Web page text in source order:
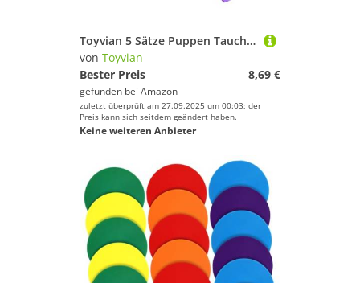
Toyvian 5 Sätze Puppen Tauchausrüstung aus Robustem PP Material mit Realistischen Tauchflaschen Kleinen Taucherbrillen und Flossen Geeignet für Puppen Zubehör für Wasserspielzeug und
von Toyvian
Bester Preis
8,69 €
gefunden bei Amazon
zuletzt überprüft am 27.09.2025 um 00:03; der
Preis kann sich seitdem geändert haben.
Keine weiteren Anbieter